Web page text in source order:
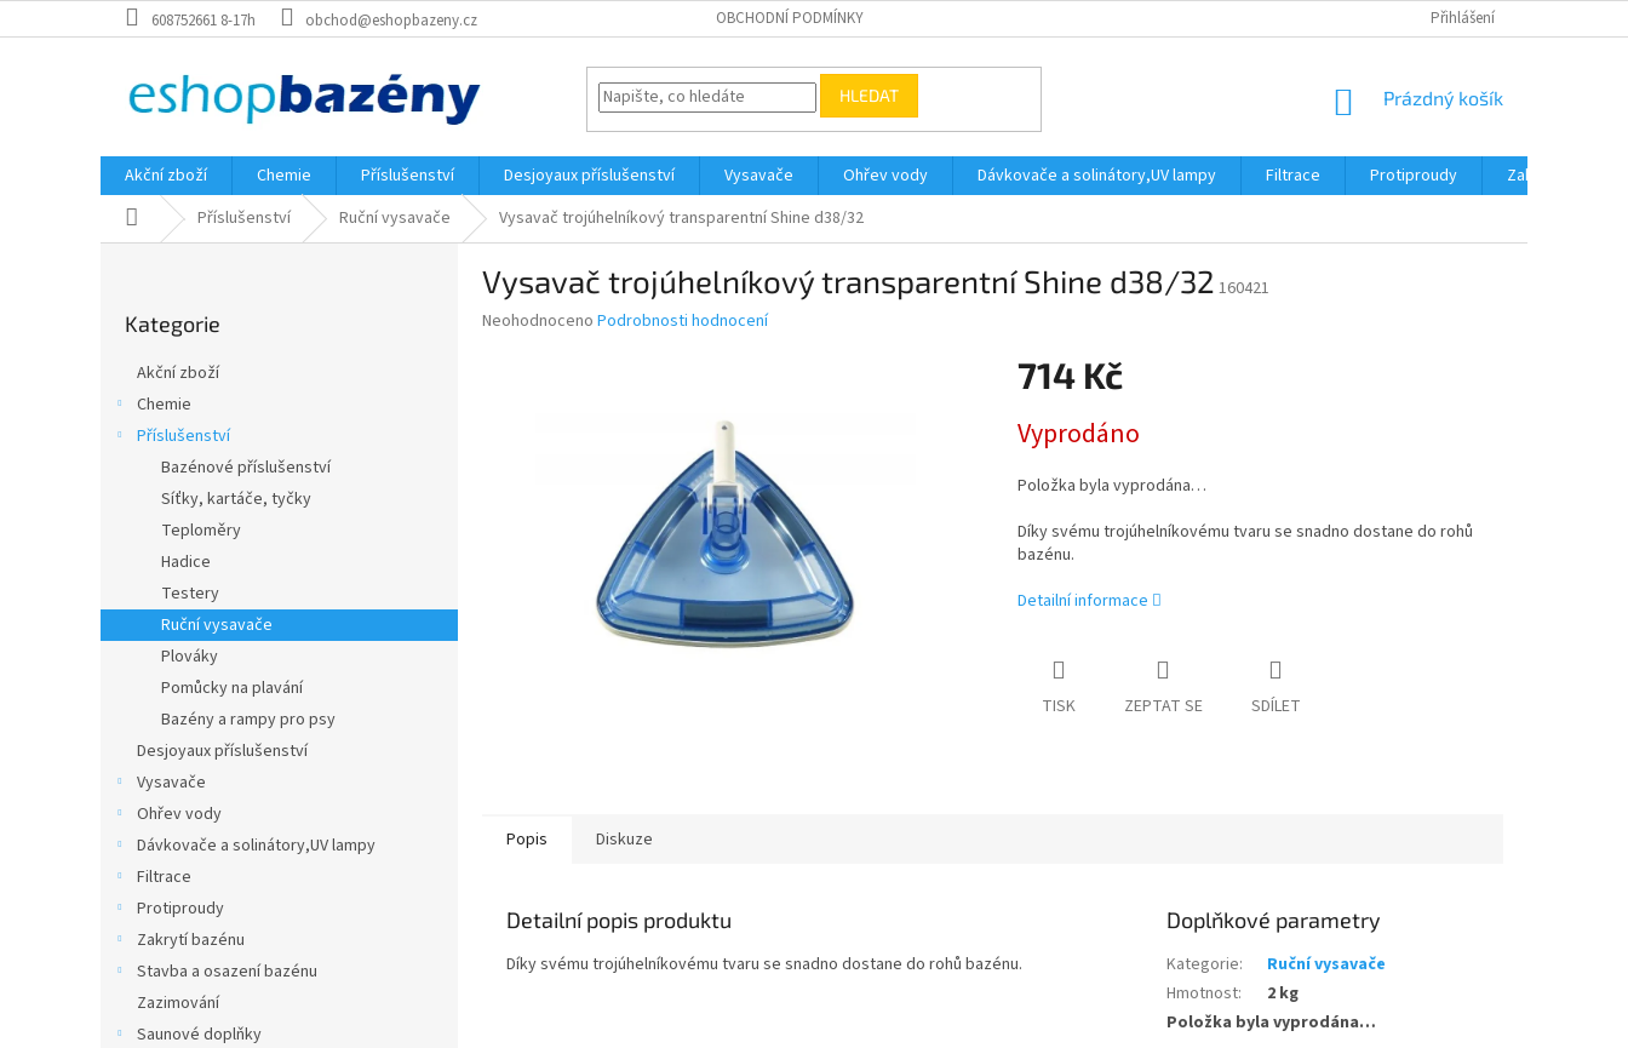
na
608752661 8-17h obchod@eshopbazeny.cz OBCHODNÍ PODMÍNKY Přihlášení
HLEDAT
NÁKUPNÍ
Prázdný košík
Akční zboží Chemie Příslušenství Desjoyaux příslušenství Vysavače Ohřev vody Dávkovače a solinátory,UV lampy Filtrace Protiproudy
Zakrytí bazénu
Domů Příslušenství Ruční vysavače Vysavač trojúhelníkový transparentní Shine d38/32
l
kategorie
Kategorie
Akční zboží
Chemie
Příslušenství
Bazénové příslušenství
Síťky, kartáče, tyčky
Teploměry
Hadice
Testery
Ruční vysavače
Plováky
Pomůcky na plavání
Bazény a rampy pro psy
Desjoyaux příslušenství
Vysavače
Ohřev vody
Dávkovače a solinátory,UV lampy
Filtrace
Protiproudy
Zakrytí bazénu
Stavba a osazení bazénu
Zazimování
Saunové doplňky
Vysavač trojúhelníkový transparentní Shine d38/32 160421
Průměrné
Neohodnoceno Podrobnosti hodnocení
714 Kč
cena:
Vyprodáno
Položka byla vyprodána…
Díky svému trojúhelníkovému tvaru se snadno dostane do rohů
bazénu.
Detailní informace
TISK ZEPTAT SE SDÍLET
Popis Diskuze
Detailní popis produktu
Díky svému trojúhelníkovému tvaru se snadno dostane do rohů bazénu.
Doplňkové parametry
Kategorie:
Ruční vysavače
Hmotnost:
2 kg
Položka byla vyprodána…